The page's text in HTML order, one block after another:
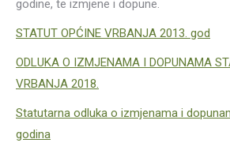
godine, te izmjene i dopune.
STATUT OPĆINE VRBANJA 2013. god
ODLUKA O IZMJENAMA I DOPUNAMA
VRBANJA 2018.
Statutarna odluka o izmjenama i
godina